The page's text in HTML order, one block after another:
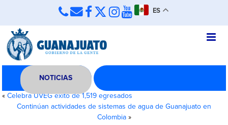
ES
NOTICIAS
«Celebra UVEG éxito de 1,519 egresados
Continúan actividades de sistemas de agua de Guanajuato en
Colombia»